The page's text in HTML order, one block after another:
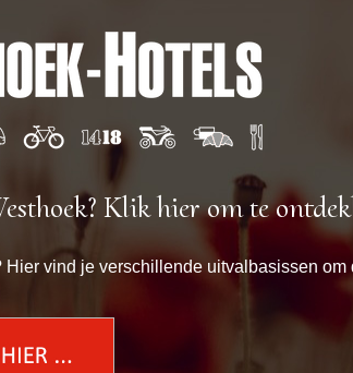
Klik hier om te
vind je verschillende uitvalbasissen om